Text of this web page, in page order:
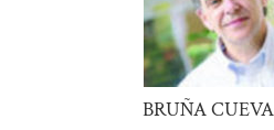
BRUÑA